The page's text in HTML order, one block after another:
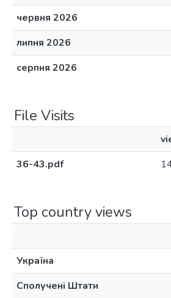
червня 2026
липня 2026
серпня 2026
File Visits
36-43.pdf
Top country views
Україна
Сполучені Штати